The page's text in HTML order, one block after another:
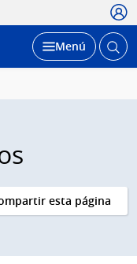
Desplegar
Menú Abrir
esta página